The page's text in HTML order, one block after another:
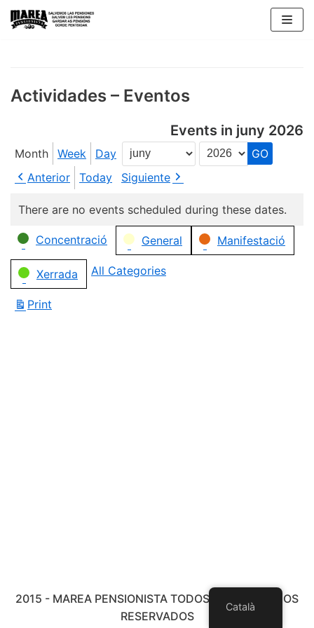
Skip
Actividades – Eventos
Events in juny 2026
Month Week Day
Month
Year
Anterior
Today Siguiente
There are no events scheduled during these dates.
Categories
Concentració General Manifestació
Xerrada All Categories
Print
2015 - MAREA PENSIONISTA TODOS LOS DERECHOS
RESERVADOS
Català